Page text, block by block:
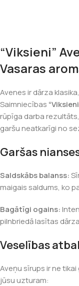
“Viksieni”
Vasaras
Avenes ir dārza
Saimniecības
rūpīga darba
garšu neatkarīgi no
Garšas
Saldskābs balanss:
maigais saldums, ko
Bagātīgi ogains:
pilnbriedā lasītas
Veselības
Aveņu sīrups ir ne
jūsu uzturam: